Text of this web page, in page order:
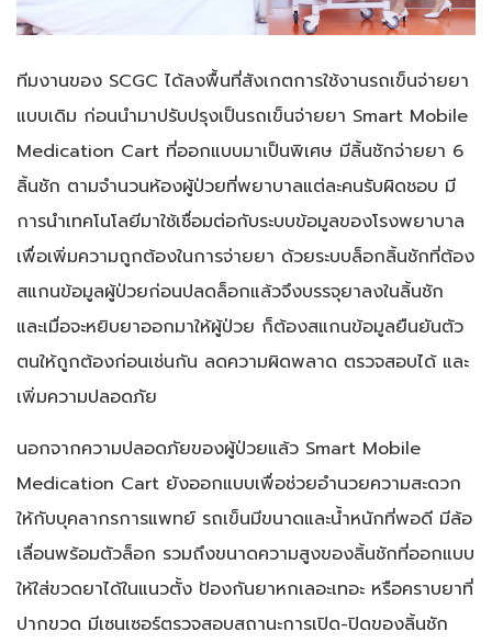
ทีมงานของ SCGC ได้ลงพื้นที่สังเกตการใช้งานรถเข็นจ่ายยา
แบบเดิม ก่อนนำมาปรับปรุงเป็นรถเข็นจ่ายยา Smart Mobile
Medication Cart ที่ออกแบบมาเป็นพิเศษ มีลิ้นชักจ่ายยา 6
ลิ้นชัก ตามจำนวนห้องผู้ป่วยที่พยาบาลแต่ละคนรับผิดชอบ มี
การนำเทคโนโลยีมาใช้เชื่อมต่อกับระบบข้อมูลของโรงพยาบาล
เพื่อเพิ่มความถูกต้องในการจ่ายยา ด้วยระบบล็อกลิ้นชักที่ต้อง
สแกนข้อมูลผู้ป่วยก่อนปลดล็อกแล้วจึงบรรจุยาลงในลิ้นชัก
และเมื่อจะหยิบยาออกมาให้ผู้ป่วย ก็ต้องสแกนข้อมูลยืนยันตัว
ตนให้ถูกต้องก่อนเช่นกัน ลดความผิดพลาด ตรวจสอบได้ และ
เพิ่มความปลอดภัย
นอกจากความปลอดภัยของผู้ป่วยแล้ว Smart Mobile
Medication Cart ยังออกแบบเพื่อช่วยอำนวยความสะดวก
ให้กับบุคลากรการแพทย์ รถเข็นมีขนาดและน้ำหนักที่พอดี มีล้อ
เลื่อนพร้อมตัวล็อก รวมถึงขนาดความสูงของลิ้นชักที่ออกแบบ
ให้ใส่ขวดยาได้ในแนวตั้ง ป้องกันยาหกเลอะเทอะ หรือคราบยาที่
ปากขวด มีเซนเซอร์ตรวจสอบสถานะการเปิด-ปิดของลิ้นชัก